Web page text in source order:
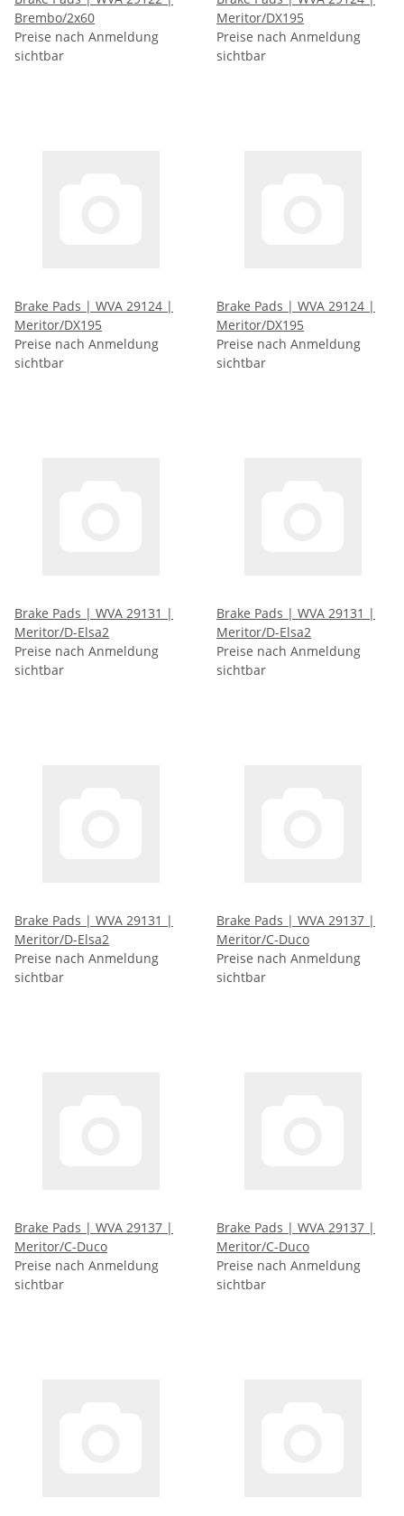
Brembo/2x60
Preise nach Anmeldung
sichtbar
Meritor/DX195
Preise nach Anmeldung
sichtbar
Brake Pads | WVA 29124 |
Meritor/DX195
Preise nach Anmeldung
sichtbar
Brake Pads | WVA 29124 |
Meritor/DX195
Preise nach Anmeldung
sichtbar
Brake Pads | WVA 29131 |
Meritor/D-Elsa2
Preise nach Anmeldung
sichtbar
Brake Pads | WVA 29131 |
Meritor/D-Elsa2
Preise nach Anmeldung
sichtbar
Brake Pads | WVA 29131 |
Meritor/D-Elsa2
Preise nach Anmeldung
sichtbar
Brake Pads | WVA 29137 |
Meritor/C-Duco
Preise nach Anmeldung
sichtbar
Brake Pads | WVA 29137 |
Meritor/C-Duco
Preise nach Anmeldung
sichtbar
Brake Pads | WVA 29137 |
Meritor/C-Duco
Preise nach Anmeldung
sichtbar